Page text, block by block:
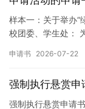
样本一：关于举办“
校团委、学生处：
申请书 2026-07-22
强制执行悬赏申
强制执行悬赏申请